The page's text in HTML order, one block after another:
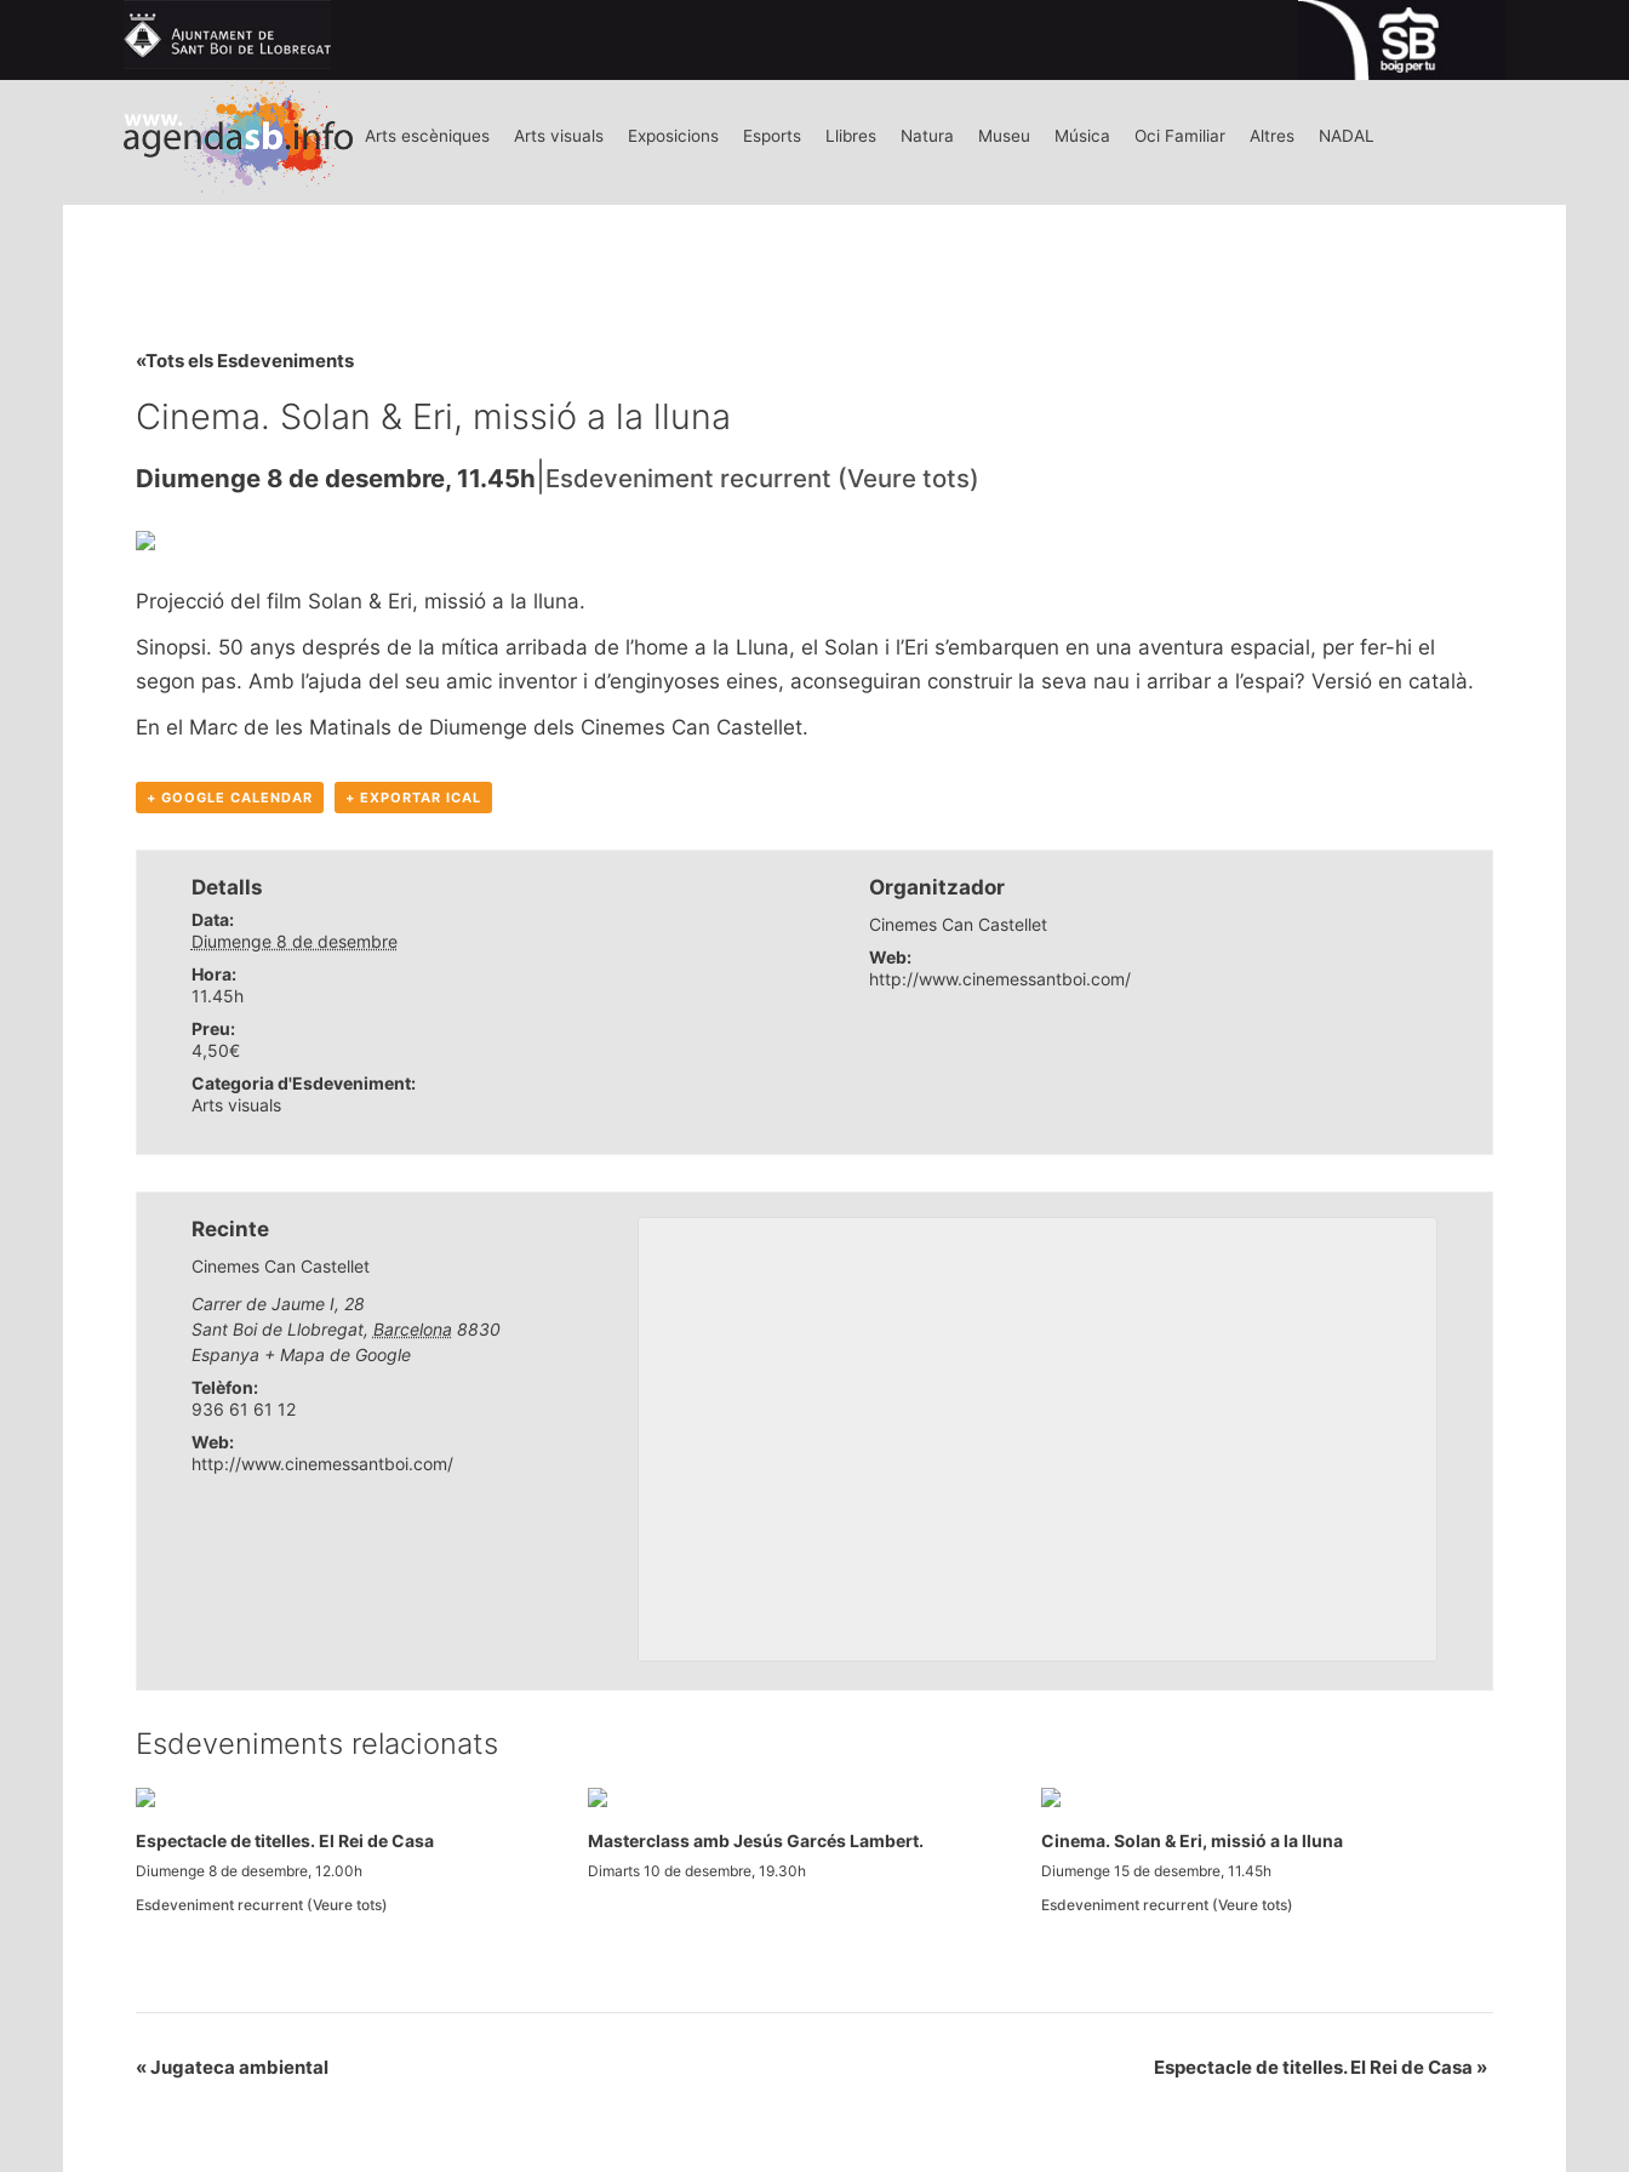
Arts escèniques Arts visuals Exposicions Esports Llibres Natura Museu Música Oci Familiar Altres NADAL
«Tots els Esdeveniments
Cinema. Solan & Eri, missió a la lluna
Diumenge 8 de desembre, 11.45h Esdeveniment recurrent (Veure tots)
Projecció del film Solan & Eri, missió a la lluna.
Sinopsi. 50 anys després de la mítica arribada de l’home a la Lluna, el Solan i l’Eri s’embarquen en una aventura espacial, per fer-hi el
segon pas. Amb l’ajuda del seu amic inventor i d’enginyoses eines, aconseguiran construir la seva nau i arribar a l’espai? Versió en català.
En el Marc de les Matinals de Diumenge dels Cinemes Can Castellet.
+ GOOGLE CALENDAR + EXPORTAR ICAL
Detalls
Data:
Diumenge 8 de desembre
Hora:
11.45h
Preu:
4,50€
Categoria d'Esdeveniment:
Arts visuals
Organitzador
Cinemes Can Castellet
Web:
http://www.cinemessantboi.com/
Recinte
Cinemes Can Castellet
Carrer de Jaume I, 28
Sant Boi de Llobregat, Barcelona 8830
Espanya + Mapa de Google
Telèfon:
936 61 61 12
Web:
http://www.cinemessantboi.com/
Esdeveniments relacionats
Espectacle de titelles. El Rei de Casa
Diumenge 8 de desembre, 12.00h
Esdeveniment recurrent (Veure tots)
Masterclass amb Jesús Garcés Lambert.
Dimarts 10 de desembre, 19.30h
Cinema. Solan & Eri, missió a la lluna
Diumenge 15 de desembre, 11.45h
Esdeveniment recurrent (Veure tots)
«Jugateca ambiental Espectacle de titelles. El Rei de Casa »